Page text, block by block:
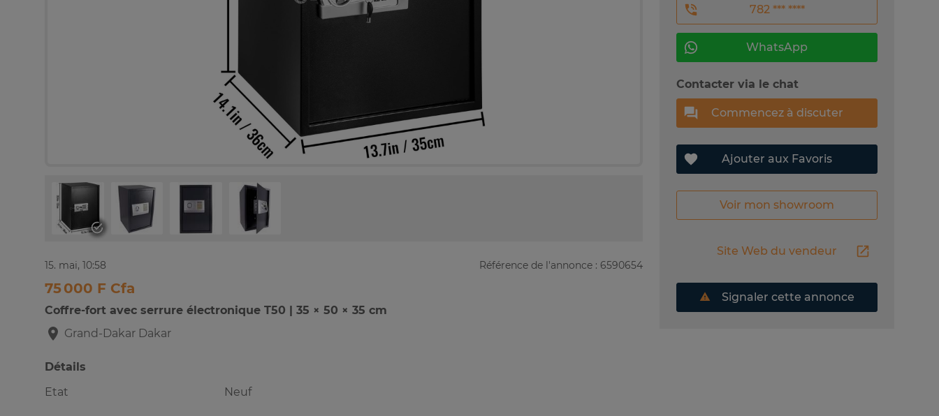
15. mai, 10:58 Référence de l'annonce : 6590654
75 000 F Cfa
Coffre-fort avec serrure électronique T50 | 35 × 50 × 35 cm
Grand-Dakar Dakar
Détails
Etat
Neuf
782 *** ****
WhatsApp
Contacter via le chat
Commencez à discuter
Ajouter aux Favoris
Voir mon showroom
Site Web du vendeur
Signaler cette annonce